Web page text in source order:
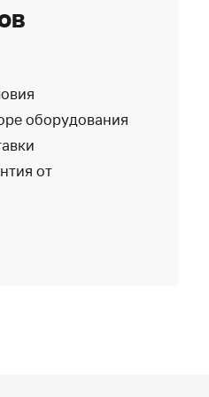
оборудования
от